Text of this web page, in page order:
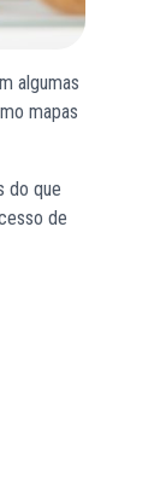
algumas
mapas
do que
de